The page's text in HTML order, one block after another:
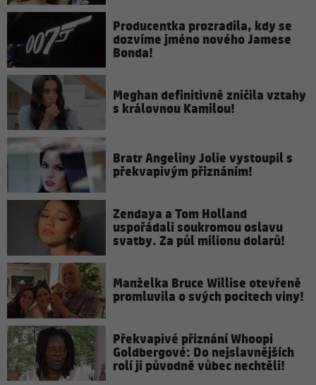
Producentka prozradila, kdy se
dozvíme jméno nového Jamese
Bonda!
Meghan definitivně zničila vztahy
s královnou Kamilou!
Bratr Angeliny Jolie vystoupil s
překvapivým přiznáním!
Zendaya a Tom Holland
uspořádali soukromou oslavu
svatby. Za půl milionu dolarů!
Manželka Bruce Willise otevřeně
promluvila o svých pocitech viny!
Překvapivé přiznání Whoopi
Goldbergové: Do nejslavnějších
rolí ji původně vůbec nechtěli!